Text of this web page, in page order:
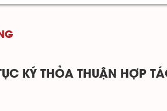
KÝ THỎA THUẬN HỢP